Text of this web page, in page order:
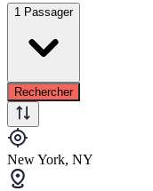
1 Passager
Rechercher
New York, NY